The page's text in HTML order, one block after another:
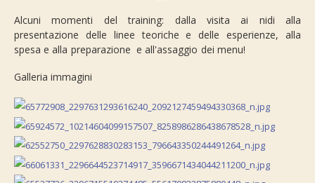
Alcuni momenti del training: dalla visita ai nidi alla
presentazione delle linee teoriche e delle esperienze, alla
spesa e alla preparazione e all'assaggio dei menu!
Galleria immagini